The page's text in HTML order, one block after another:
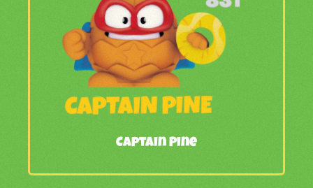
Captain Pine